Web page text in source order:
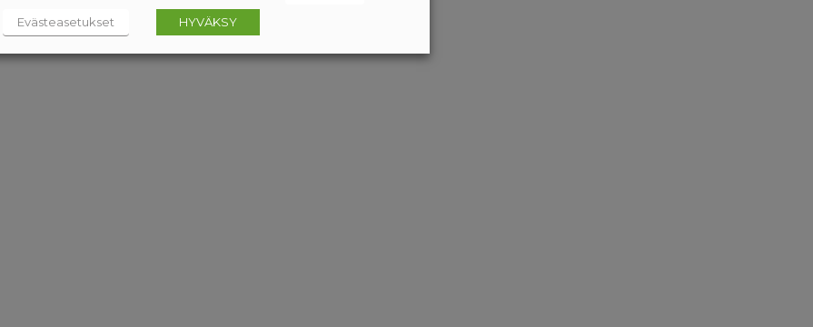
Evästeasetukset HYVÄKSY